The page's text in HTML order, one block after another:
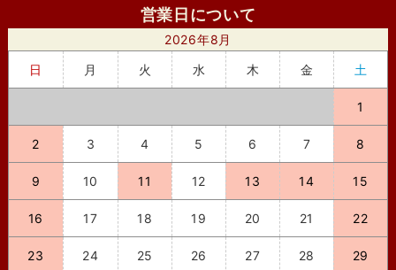
営業日について
2026年8月
日
月 火 水 木 金 土
1
2 3 4 5 6 7 8
9 10 11 12 13 14 15
16 17 18 19 20 21 22
23 24 25 26 27 28 29